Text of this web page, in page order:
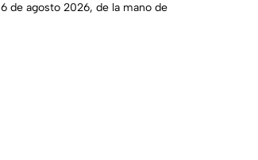
de agosto 2026, de la mano de